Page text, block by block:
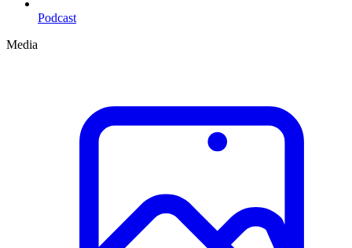
Podcast
Media